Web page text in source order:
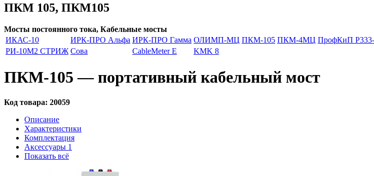
ПКМ 105, ПКМ105
Мосты постоянного тока, Кабельные мосты
ИКАС-10
ИРК-ПРО Альфа ИРК-ПРО Гамма ОЛИМП-МЦ ПКМ-105 ПКМ-4МЦ ПрофКиП
РИ-10М2 СТРИЖ Сова CableMeter E KMK 8
ПКМ-105 — портативный кабельный мост
Код товара: 20059
Описание
Характеристики
Комплектация
Аксессуары 1
Показать всё